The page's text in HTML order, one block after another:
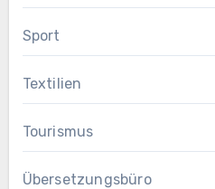
Sport
Textilien
Tourismus
Übersetzungsbüro